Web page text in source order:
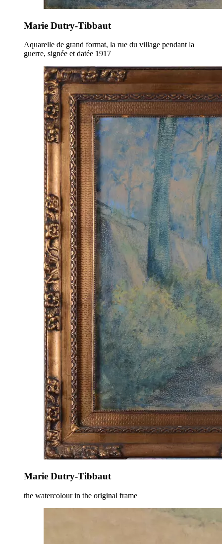
Marie Dutry-Tibbaut
Aquarelle de grand format, la rue du village pendant la
guerre, signée et datée 1917
Marie Dutry-Tibbaut
the watercolour in the original frame